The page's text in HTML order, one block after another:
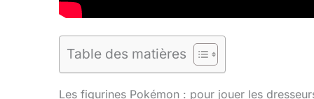
Table des matières
Les figurines Pokémon : pour jouer les